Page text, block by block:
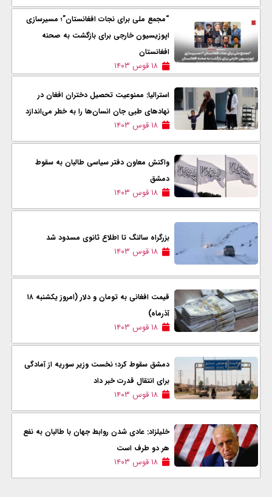
“مجمع ملی برای نجات افغانستان”؛ مسیرسازی
اپوزیسیون خارجی برای بازگشت به صحنه
افغانستان
۱۸ قوس ۱۴۰۳
استرالیا: ممنوعیت تحصیل دختران افغان در
نهادهای طبی جان انسان‌ها را به خطر می‌اندازد
۱۸ قوس ۱۴۰۳
واکنش معاون دفتر سیاسی طالبان به سقوط
دمشق
۱۸ قوس ۱۴۰۳
بزرگراه سالنگ تا اطلاع ثانوی مسدود شد
۱۸ قوس ۱۴۰۳
قیمت افغانی به تومان و دلار (امروز یکشنبه ۱۸
آذرماه)
۱۸ قوس ۱۴۰۳
دمشق سقوط کرد؛ نخست وزیر سوریه از آمادگی
برای انتقال قدرت خبر داد
۱۸ قوس ۱۴۰۳
خلیلزاد: عادی شدن روابط جهان با طالبان به نفع
هر دو طرف است
۱۸ قوس ۱۴۰۳